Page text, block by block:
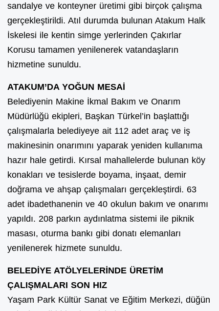
sandalye ve konteyner üretimi gibi birçok çalışma
gerçekleştirildi. Atıl durumda bulunan Atakum Halk
İskelesi ile kentin simge yerlerinden Çakırlar
Korusu tamamen yenilenerek vatandaşların
hizmetine sunuldu.
ATAKUM’DA YOĞUN MESAİ
Belediyenin Makine İkmal Bakım ve Onarım
Müdürlüğü ekipleri, Başkan Türkel’in başlattığı
çalışmalarla belediyeye ait 112 adet araç ve iş
makinesinin onarımını yaparak yeniden kullanıma
hazır hale getirdi. Kırsal mahallelerde bulunan köy
konakları ve tesislerde boyama, inşaat, demir
doğrama ve ahşap çalışmaları gerçekleştirdi. 63
adet ibadethanenin ve 40 okulun bakım ve onarımı
yapıldı. 208 parkın aydınlatma sistemi ile piknik
masası, oturma bankı gibi donatı elemanları
yenilenerek hizmete sunuldu.
BELEDİYE ATÖLYELERİNDE ÜRETİM
ÇALIŞMALARI SON HIZ
Yaşam Park Kültür Sanat ve Eğitim Merkezi, düğün